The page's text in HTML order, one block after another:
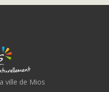
ville de Mios